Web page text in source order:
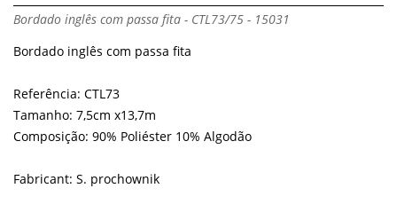
Bordado inglês com passa fita - CTL73/75 - 15031
Bordado inglês com passa fita
Referência: CTL73
Tamanho: 7,5cm x13,7m
Composição: 90% Poliéster 10% Algodão
Fabricant: S. prochownik